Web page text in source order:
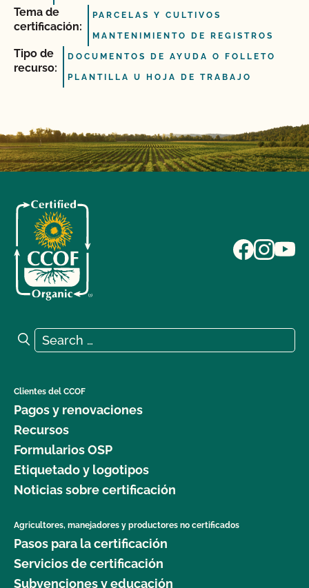
Tema de
certificación:
PARCELAS Y CULTIVOS
MANTENIMIENTO DE REGISTROS
Tipo de
recurso:
DOCUMENTOS DE AYUDA O FOLLETO
PLANTILLA U HOJA DE TRABAJO
Search for:
Search
Clientes del CCOF
Pagos y renovaciones
Recursos
Formularios OSP
Etiquetado y logotipos
Noticias sobre certificación
Agricultores, manejadores y productores no certificados
Pasos para la certificación
Servicios de certificación
Subvenciones y educación